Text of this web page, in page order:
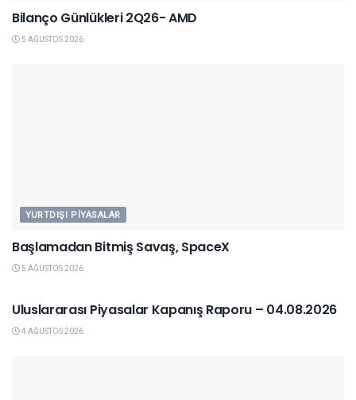
Bilanço Günlükleri 2Q26- AMD
5 AĞUSTOS 2026
YURTDIŞI PIYASALAR
Başlamadan Bitmiş Savaş, SpaceX
5 AĞUSTOS 2026
Uluslararası Piyasalar Kapanış Raporu – 04.08.2026
4 AĞUSTOS 2026